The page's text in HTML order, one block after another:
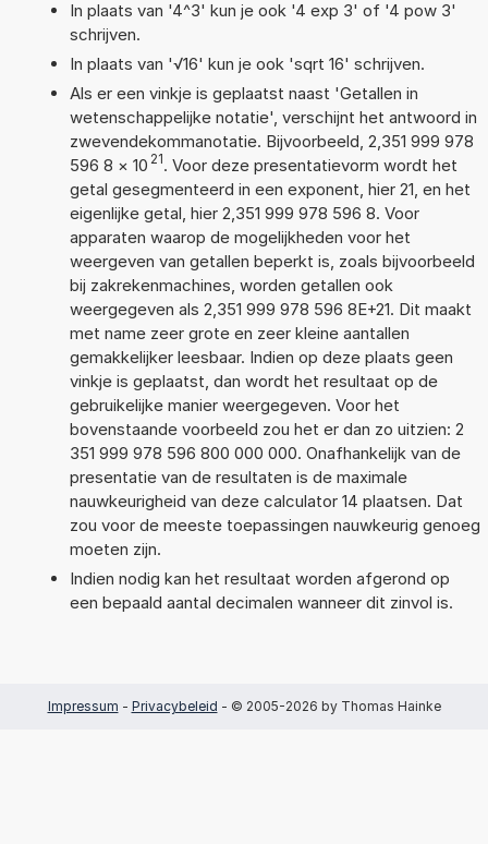
In plaats van '4^3' kun je ook '4 exp 3' of '4 pow 3'
schrijven.
In plaats van '√16' kun je ook 'sqrt 16' schrijven.
Als er een vinkje is geplaatst naast 'Getallen in
wetenschappelijke notatie', verschijnt het antwoord in
zwevendekommanotatie. Bijvoorbeeld, 2,351 999 978
596 8 × 10 21. Voor deze presentatievorm wordt het
getal gesegmenteerd in een exponent, hier 21, en het
eigenlijke getal, hier 2,351 999 978 596 8. Voor
apparaten waarop de mogelijkheden voor het
weergeven van getallen beperkt is, zoals bijvoorbeeld
bij zakrekenmachines, worden getallen ook
weergegeven als 2,351 999 978 596 8E+21. Dit maakt
met name zeer grote en zeer kleine aantallen
gemakkelijker leesbaar. Indien op deze plaats geen
vinkje is geplaatst, dan wordt het resultaat op de
gebruikelijke manier weergegeven. Voor het
bovenstaande voorbeeld zou het er dan zo uitzien: 2
351 999 978 596 800 000 000. Onafhankelijk van de
presentatie van de resultaten is de maximale
nauwkeurigheid van deze calculator 14 plaatsen. Dat
zou voor de meeste toepassingen nauwkeurig genoeg
moeten zijn.
Indien nodig kan het resultaat worden afgerond op
een bepaald aantal decimalen wanneer dit zinvol is.
Impressum - Privacybeleid - © 2005-2026 by Thomas Hainke